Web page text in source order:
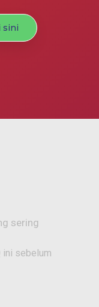
sini
sering
ini sebelum